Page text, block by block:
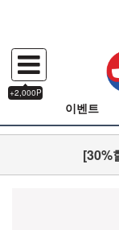
+2,000P
이벤트
[30%